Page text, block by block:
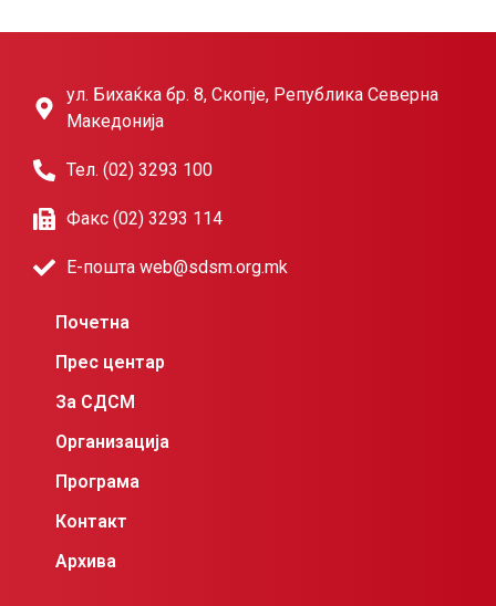
ул. Бихаќка бр. 8, Скопје, Република Северна
Македонија
Тел. (02) 3293 100
Факс (02) 3293 114
Е-пошта web@sdsm.org.mk
Почетна
Прес центар
За СДСМ
Организација
Програма
Контакт
Архива